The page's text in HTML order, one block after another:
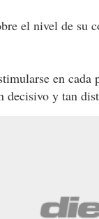
el nivel de su
en
decisivo y tan